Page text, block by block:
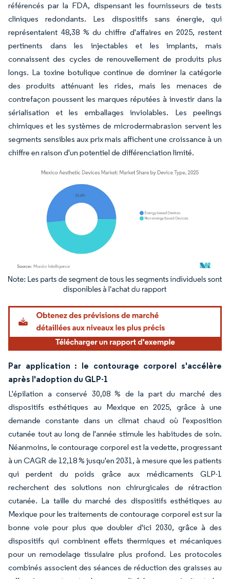
référencés par la FDA, dispensant les fournisseurs de tests
cliniques redondants. Les dispositifs sans énergie, qui
représentaient 48,38 % du chiffre d'affaires en 2025, restent
pertinents dans les injectables et les implants, mais
connaissent des cycles de renouvellement de produits plus
longs. La toxine botulique continue de dominer la catégorie
des produits atténuant les rides, mais les menaces de
contrefaçon poussent les marques réputées à investir dans la
sérialisation et les emballages inviolables. Les peelings
chimiques et les systèmes de microdermabrasion servent les
segments sensibles aux prix mais affichent une croissance à un
chiffre en raison d'un potentiel de différenciation limité.
Image © Mordor Intelligence. La réutilisation nécessite une attribution sous CC BY
Par application : le contourage corporel s'accélère
après l'adoption du GLP-1
L'épilation a conservé 30,08 % de la part du marché des
dispositifs esthétiques au Mexique en 2025, grâce à une
demande constante dans un climat chaud où l'exposition
cutanée tout au long de l'année stimule les habitudes de soin.
Néanmoins, le contourage corporel est la vedette, progressant
à un CAGR de 12,18 % jusqu'en 2031, à mesure que les patients
qui perdent du poids grâce aux médicaments GLP-1
recherchent des solutions non chirurgicales de rétraction
cutanée. La taille du marché des dispositifs esthétiques au
Mexique pour les traitements de contourage corporel est sur la
bonne voie pour plus que doubler d'ici 2030, grâce à des
dispositifs qui combinent effets thermiques et mécaniques
pour un remodelage tissulaire plus profond. Les protocoles
combinés associent des séances de réduction des graisses au